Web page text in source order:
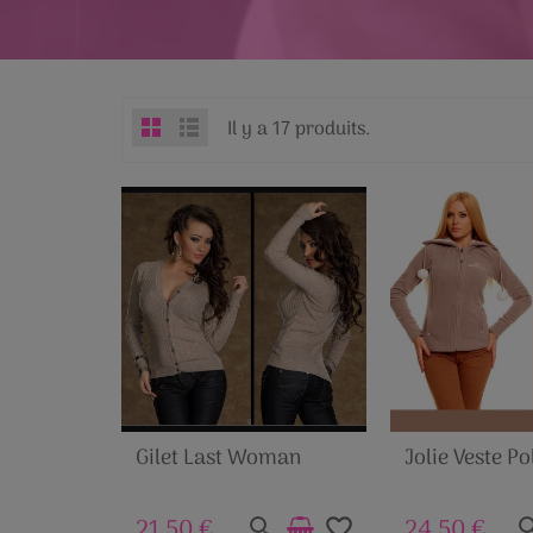
Il y a 17 produits.
Gilet Last Woman Jolie Veste